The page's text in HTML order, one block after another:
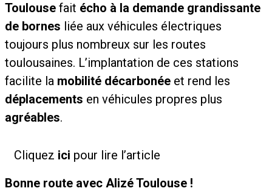
Toulouse fait écho à la demande grandissante
de bornes liée aux véhicules électriques
toujours plus nombreux sur les routes
toulousaines. L’implantation de ces stations
facilite la mobilité décarbonée et rend les
déplacements en véhicules propres plus
agréables.
Cliquez ici pour lire l’article
Bonne route avec Alizé Toulouse !